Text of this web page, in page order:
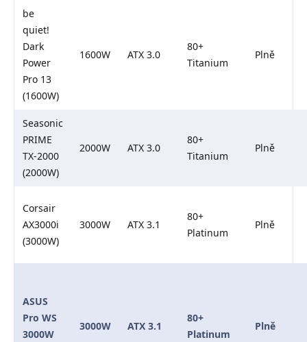
be
quiet!
Dark
Power
Pro 13
(1600W)
1600W ATX 3.0
80+
Titanium
Plně
Seasonic
PRIME
TX-2000
(2000W)
2000W ATX 3.0
80+
Titanium
Plně
Corsair
AX3000i
(3000W)
3000W ATX 3.1
80+
Platinum
Plně
ASUS
Pro WS
3000W
3000W ATX 3.1
80+
Platinum
Plně